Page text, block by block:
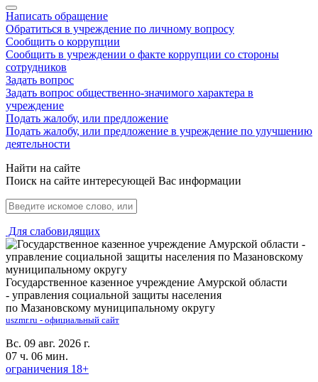
Написать обращение
Обратиться в учреждение по личному вопросу
Сообщить о коррупции
Сообщить в учреждении о факте коррупции со стороны
сотрудников
Задать вопрос
Задать вопрос общественно-значимого характера в
учреждение
Подать жалобу, или предложение
Подать жалобу, или предложение в учреждение по улучшению
деятельности
Найти на сайте
Поиск на сайте интересующей Вас информации
Для слабовидящих
Государственное казенное учреждение Амурской области
- управления социальной защиты населения
по Мазановскому муниципальному округу
uszmr.ru - официальный сайт
Вс. 09 авг. 2026 г.
07 ч. 06 мин.
ограничения 18+